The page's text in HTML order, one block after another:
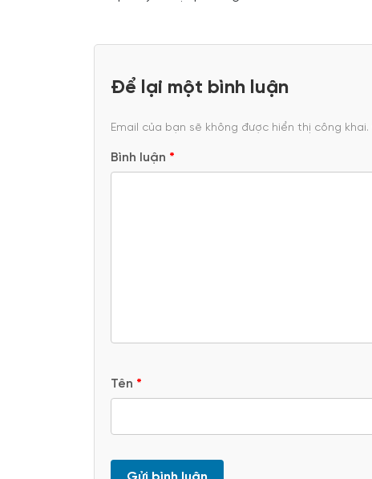
Để lại một bình luận
Email của bạn sẽ không được hiển thị công khai.
Bình luận *
Tên *